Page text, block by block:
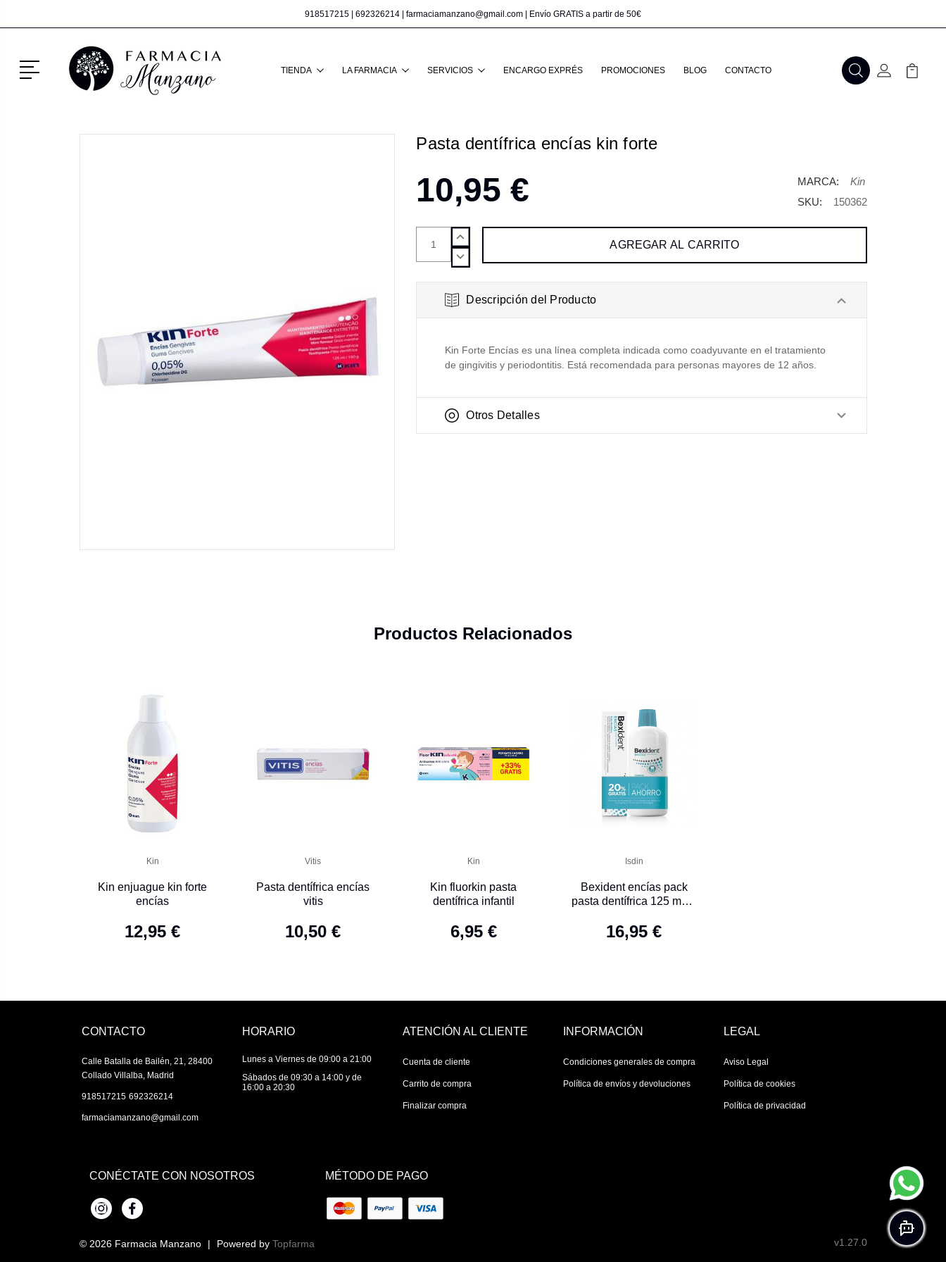
918517215 692326214 farmaciamanzano@gmail.com | Envío GRATIS a partir de 50€
Menú TIENDA LA FARMACIA SERVICIOS ENCARGO EXPRÉS PROMOCIONES BLOG CONTACTO BuscarMi Cuenta
Mi
Pasta dentífrica encías kin forte
10,95 €
AUMENTAR
CANTIDAD:
DISMINUIR
CANTIDAD:
MARCA:
Kin
SKU:
150362
Descripción del Producto
Kin Forte Encías es una línea completa indicada como coadyuvante en el tratamiento
de gingivitis y periodontitis. Está recomendada para personas mayores de 12 años.
Otros Detalles
Productos Relacionados
Kin
Kin enjuague kin forte
encías
12,95 €
Vitis
Pasta dentífrica encías
vitis
10,50 €
Kin
Kin fluorkin pasta
dentífrica infantil
6,95 €
Isdin
Bexident encías pack
pasta dentífrica 125 mL +
16,95 €
CONTACTO
Calle Batalla de Bailén, 21, 28400
Collado Villalba, Madrid
918517215 692326214
farmaciamanzano@gmail.com
HORARIO
Lunes a Viernes de 09:00 a 21:00
Sábados de 09:30 a 14:00 y de
16:00 a 20:30
ATENCIÓN AL CLIENTE
Cuenta de cliente
Carrito de compra
Finalizar compra
INFORMACIÓN
Condiciones generales de compra
Política de envíos y devoluciones
LEGAL
Aviso Legal
Política de cookies
Política de privacidad
CONÉCTATE CON NOSOTROS
InstagramFacebook
MÉTODO DE PAGO
© 2026 Farmacia Manzano | Powered by Topfarma v1.27.0